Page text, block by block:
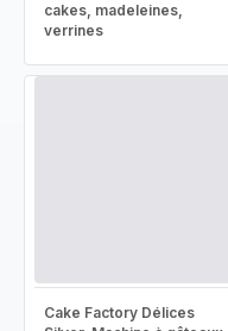
cakes, madeleines,
verrines
Cake Factory Délices